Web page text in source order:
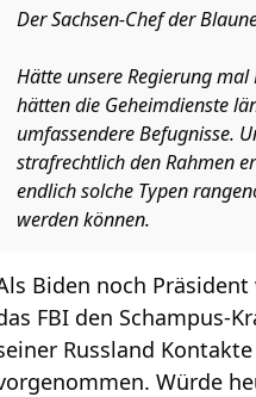
Der Sachsen-Chef der
Hätte unsere Regierung
hätten die Geheimdienste
umfassendere Befugnisse.
strafrechtlich den Rahmen
endlich solche Typen
werden können.
Biden noch Präsident
FBI den Schampus-
Russland Kontakte
Würde